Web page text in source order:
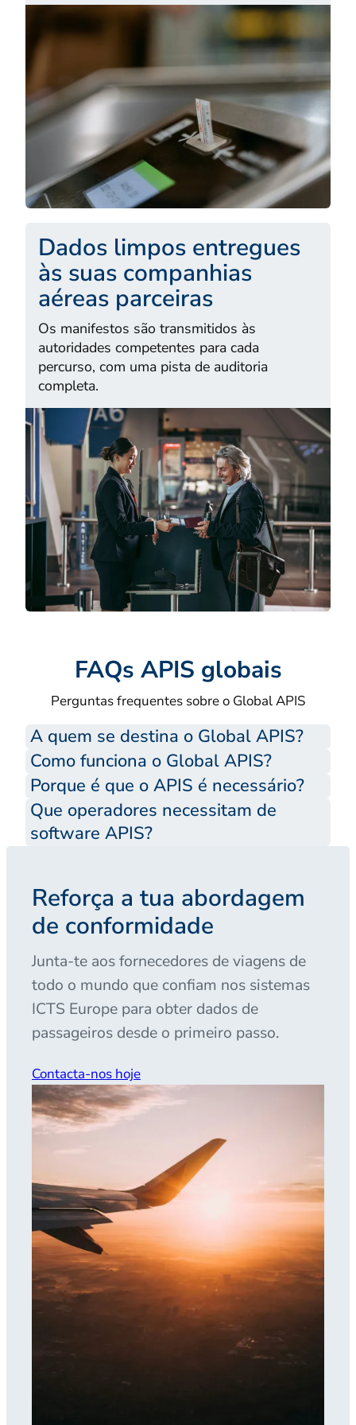
Dados limpos entregues
às suas companhias
aéreas parceiras
Os manifestos são transmitidos às
autoridades competentes para cada
percurso, com uma pista de auditoria
completa.
FAQs APIS globais
Perguntas frequentes sobre o Global APIS
A quem se destina o Global APIS?
Como funciona o Global APIS?
Porque é que o APIS é necessário?
Que operadores necessitam de
software APIS?
Reforça a tua abordagem
de conformidade
Junta-te aos fornecedores de viagens de
todo o mundo que confiam nos sistemas
ICTS Europe para obter dados de
passageiros desde o primeiro passo.
Contacta-nos hoje